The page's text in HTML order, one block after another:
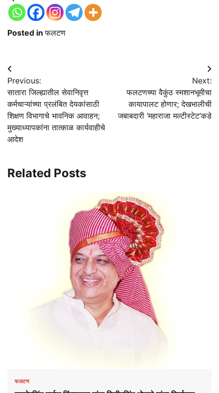
Posted inफलटण
Post
navigation
Previous:
सातारा जिल्ह्यातील सेवानिवृत्त
कर्मचाऱ्यांच्या प्रलंबित देयकांसाठी
शिक्षण विभागाचे भावनिक आवाहन;
मुख्याध्यापकांना तात्काळ कार्यवाहीचे
आदेश
Next:
फलटणच्या वैकुंठ स्मशानभूमीचा
कायापालट होणार; देखभालीची
जबाबदारी ‘महाराजा मल्टीस्टेट’कडे
Related Posts
फलटण